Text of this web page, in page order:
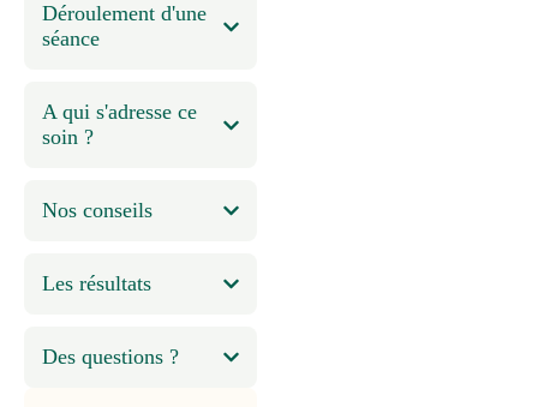
Déroulement d'une
séance
A qui s'adresse ce
soin ?
Nos conseils
Les résultats
Des questions ?